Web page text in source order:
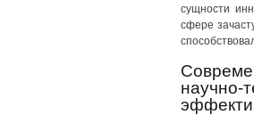
сущности
сфере
научно-